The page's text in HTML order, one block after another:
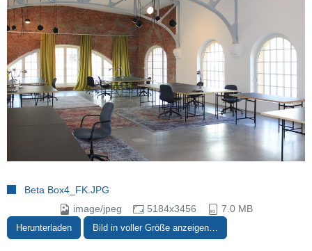
Beta Box4_FK.JPG
image/jpeg
5184x3456 7.0 MB
Herunterladen Bild in voller Größe anzeigen…